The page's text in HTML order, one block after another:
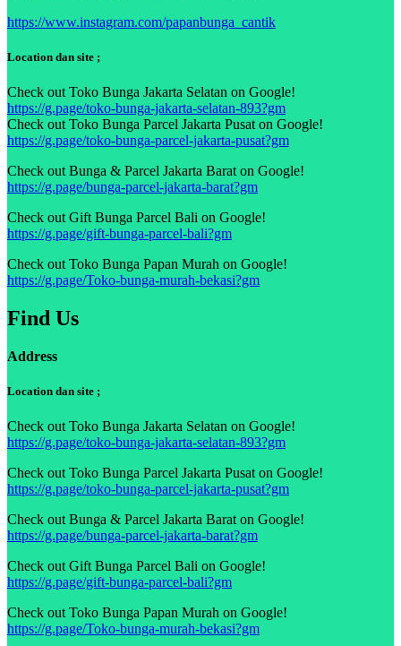
https://www.instagram.com/papanbunga_cantik
Location dan site ;
Check out Toko Bunga Jakarta Selatan on Google!
https://g.page/toko-bunga-jakarta-selatan-893?gm
Check out Toko Bunga Parcel Jakarta Pusat on Google!
https://g.page/toko-bunga-parcel-jakarta-pusat?gm
Check out Bunga & Parcel Jakarta Barat on Google!
https://g.page/bunga-parcel-jakarta-barat?gm
Check out Gift Bunga Parcel Bali on Google!
https://g.page/gift-bunga-parcel-bali?gm
Check out Toko Bunga Papan Murah on Google!
https://g.page/Toko-bunga-murah-bekasi?gm
Find Us
Address
Location dan site ;
Check out Toko Bunga Jakarta Selatan on Google!
https://g.page/toko-bunga-jakarta-selatan-893?gm
Check out Toko Bunga Parcel Jakarta Pusat on Google!
https://g.page/toko-bunga-parcel-jakarta-pusat?gm
Check out Bunga & Parcel Jakarta Barat on Google!
https://g.page/bunga-parcel-jakarta-barat?gm
Check out Gift Bunga Parcel Bali on Google!
https://g.page/gift-bunga-parcel-bali?gm
Check out Toko Bunga Papan Murah on Google!
https://g.page/Toko-bunga-murah-bekasi?gm